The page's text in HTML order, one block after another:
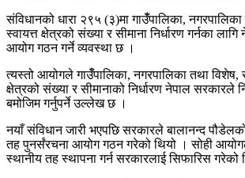
संविधानको धारा २९५ (३)मा गाउँँपालिका, नगरपालिका
स्वायत्त क्षेत्रको संख्या र सीमाना निर्धारण गर्नका
आयोग गठन गर्ने व्यवस्था छ ।
त्यस्तो आयोगले गाउँँपालिका, नगरपालिका तथा विशेष,
क्षेत्रको संख्या र सीमानाको निर्धारण नेपाल सरकारले
बमोजिम गर्नुपर्ने उल्लेख छ ।
नयाँ संविधान जारी भएपछि सरकारले बालानन्द
तह पुनर्संरचना आयोग गठन गरेको थियो । सोही
स्थानीय तह स्थापना गर्न सरकारलाई सिफारिस गरेको